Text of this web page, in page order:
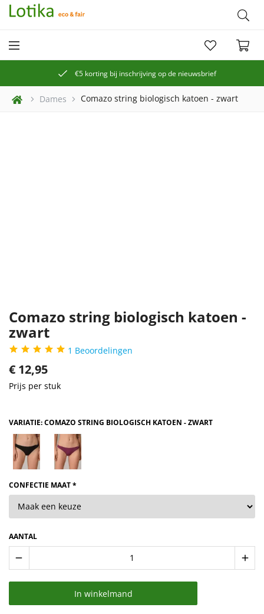
€5 korting bij inschrijving op de nieuwsbrief
Dames Comazo string biologisch katoen - zwart
Comazo string biologisch katoen -
zwart
1 Beoordelingen
€ 12,95
Prijs per stuk
VARIATIE: COMAZO STRING BIOLOGISCH KATOEN - ZWART
CONFECTIE MAAT *
AANTAL
remove add
In winkelmand